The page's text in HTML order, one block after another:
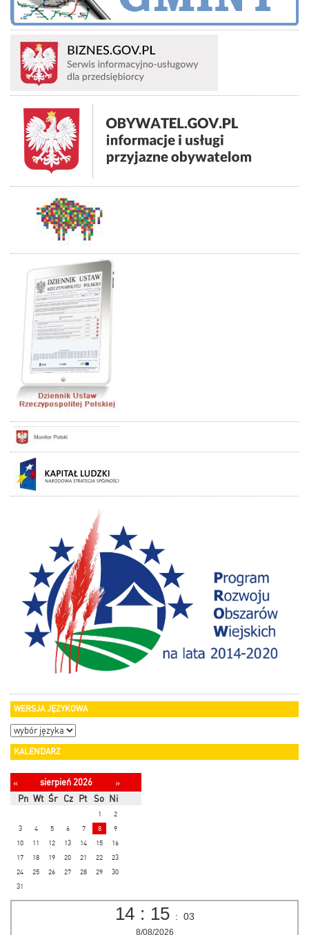
WERSJA JĘZYKOWA
KALENDARZ
« sierpień 2026
»
Pn Wt Śr Cz Pt So Ni
1
2
3
4 5 6 7 8
9
10
11 12 13 14 15
16
17
18 19 20 21 22
23
24
25 26 27 28 29
30
31
14 : 15 : 04
8/08/2026